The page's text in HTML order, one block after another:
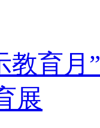
教育
展